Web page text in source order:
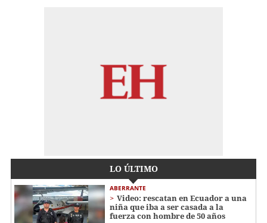
LO ÚLTIMO
ABERRANTE
Video: rescatan en Ecuador a una
niña que iba a ser casada a la
fuerza con hombre de 50 años